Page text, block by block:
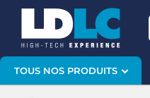
TOUS NOS PRODUITS